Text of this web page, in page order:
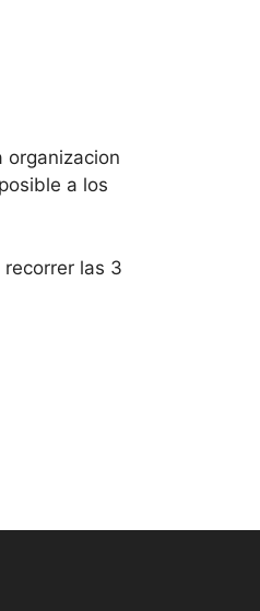
organizacion
a los
las 3